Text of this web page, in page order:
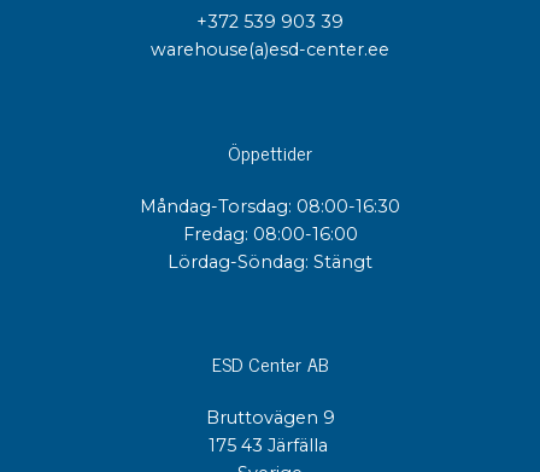
+372 539 903 39
warehouse(a)esd-center.ee
Öppettider
Måndag-Torsdag: 08:00-16:30
Fredag: 08:00-16:00
Lördag-Söndag: Stängt
ESD Center AB
Bruttovägen 9
175 43 Järfälla